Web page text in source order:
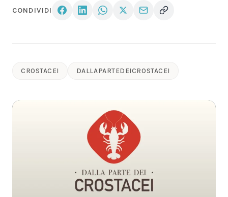
CONDIVIDI
CROSTACEI DALLAPARTEDEICROSTACEI